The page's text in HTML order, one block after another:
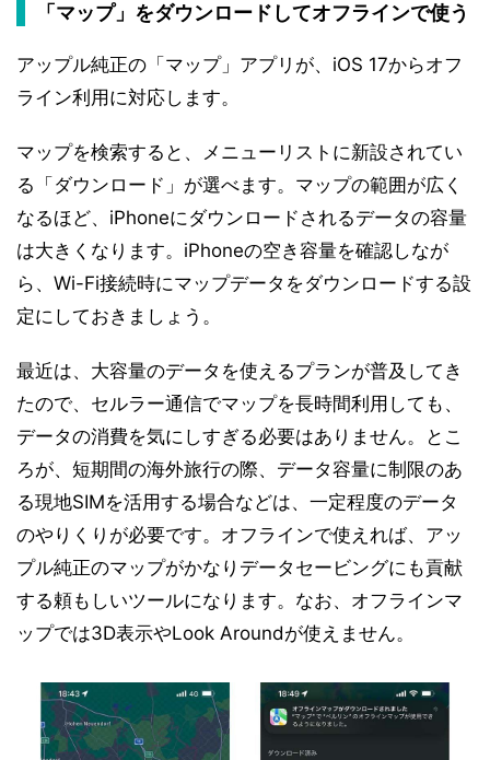
「マップ」をダウンロードしてオフラインで使う
アップル純正の「マップ」アプリが、iOS 17からオフ
ライン利用に対応します。
マップを検索すると、メニューリストに新設されてい
る「ダウンロード」が選べます。マップの範囲が広く
なるほど、iPhoneにダウンロードされるデータの容量
は大きくなります。iPhoneの空き容量を確認しなが
ら、Wi-Fi接続時にマップデータをダウンロードする設
定にしておきましょう。
最近は、大容量のデータを使えるプランが普及してき
たので、セルラー通信でマップを長時間利用しても、
データの消費を気にしすぎる必要はありません。とこ
ろが、短期間の海外旅行の際、データ容量に制限のあ
る現地SIMを活用する場合などは、一定程度のデータ
のやりくりが必要です。オフラインで使えれば、アッ
プル純正のマップがかなりデータセービングにも貢献
する頼もしいツールになります。なお、オフラインマ
ップでは3D表示やLook Aroundが使えません。